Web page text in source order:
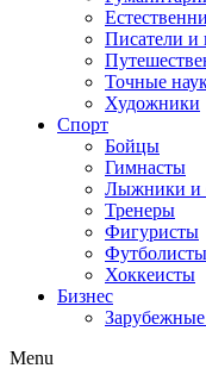
Писатели и
Точные
Художники
Спорт
Бойцы
Гимнасты
Лыжники и
Тренеры
Фигуристы
Футболисты
Хоккеисты
Бизнес
Menu